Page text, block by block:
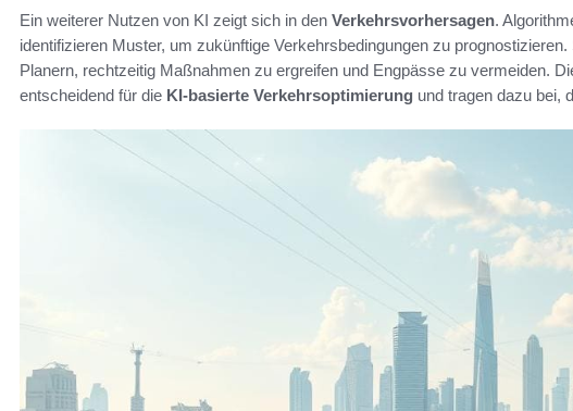
Ein weiterer Nutzen von KI zeigt sich in den Verkehrsvorhersagen.
identifizieren Muster, um zukünftige Verkehrsbedingungen zu prognostizieren.
Planern, rechtzeitig Maßnahmen zu ergreifen und Engpässe zu vermeiden.
entscheidend für die KI-basierte Verkehrsoptimierung und tragen dazu bei,